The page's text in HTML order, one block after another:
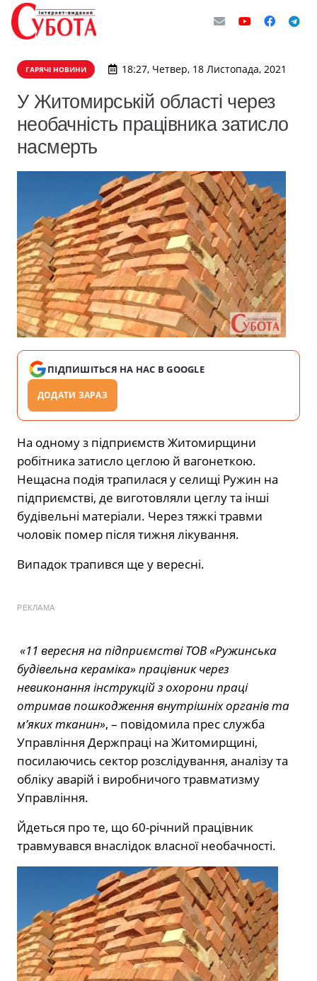
ГАРЯЧІ НОВИНИ 18:27, Четвер, 18 Листопада, 2021
У Житомирській області через
необачність працівника затисло
насмерть
ПІДПИШІТЬСЯ НА НАС В GOOGLE
ДОДАТИ ЗАРАЗ
На одному з підприємств Житомирщини
робітника затисло цеглою й вагонеткою.
Нещасна подія трапилася у селищі Ружин на
підприємстві, де виготовляли цеглу та інші
будівельні матеріали. Через тяжкі травми
чоловік помер після тижня лікування.
Випадок трапився ще у вересні.
РЕКЛАМА
«‎11 вересня на підприємстві ТОВ «Ружинська
будівельна кераміка» працівник через
невиконання інструкцій з охорони праці
отримав пошкодження внутрішніх органів та
м’яких тканин»‎, – повідомила прес служба
Управління Держпраці на Житомирщині,
посилаючись сектор розслідування, аналізу та
обліку аварій і виробничого травматизму
Управління.
Йдеться про те, що 60-річний працівник
травмувався внаслідок власної необачності.